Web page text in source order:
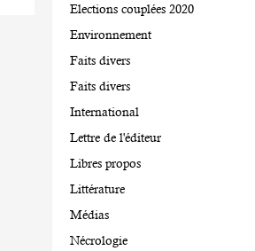
Elections couplées 2020
Environnement
Faits divers
Faits divers
International
Lettre de l'éditeur
Libres propos
Littérature
Médias
Nécrologie